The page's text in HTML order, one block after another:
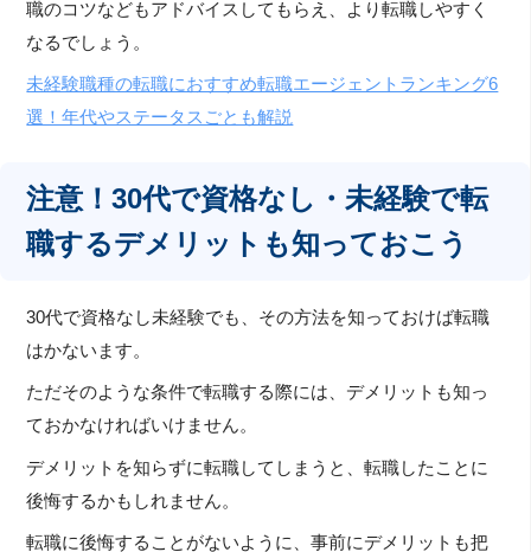
職のコツなどもアドバイスしてもらえ、より転職しやすく
なるでしょう。
未経験職種の転職におすすめ転職エージェントランキング6
選！年代やステータスごとも解説
注意！30代で資格なし・未経験で転
職するデメリットも知っておこう
30代で資格なし未経験でも、その方法を知っておけば転職
はかないます。
ただそのような条件で転職する際には、デメリットも知っ
ておかなければいけません。
デメリットを知らずに転職してしまうと、転職したことに
後悔するかもしれません。
転職に後悔することがないように、事前にデメリットも把